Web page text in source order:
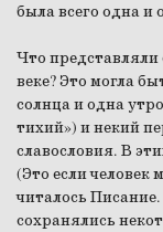
была всего одна и
Что представляли
веке? Это могла
солнца и одна
тихий») и некий
славословия. В
(Это если человек
читалось
сохранялись